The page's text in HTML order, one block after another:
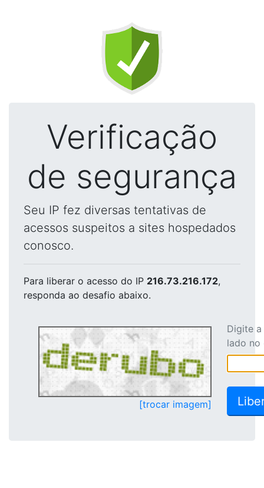
Verificação
de segurança
Seu IP fez diversas tentativas de
acessos suspeitos a sites hospedados
conosco.
Para liberar o acesso do IP 216.73.216.172,
responda ao desafio abaixo.
[trocar imagem]
Digite
lado no